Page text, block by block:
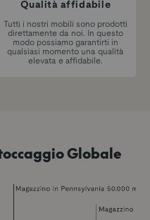
Qualità affidabile
Tutti i nostri mobili sono prodotti
direttamente da noi. In questo
modo possiamo garantirti in
qualsiasi momento una qualità
elevata e affidabile.
Globale